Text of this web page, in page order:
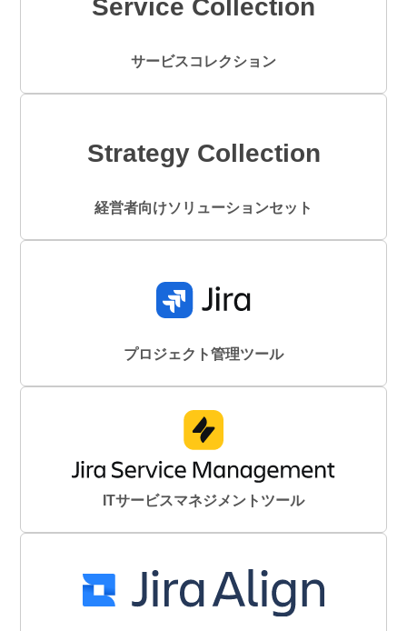
Service Collection
サービスコレクション
Strategy Collection
経営者向けソリューションセット
プロジェクト管理ツール
ITサービスマネジメントツール